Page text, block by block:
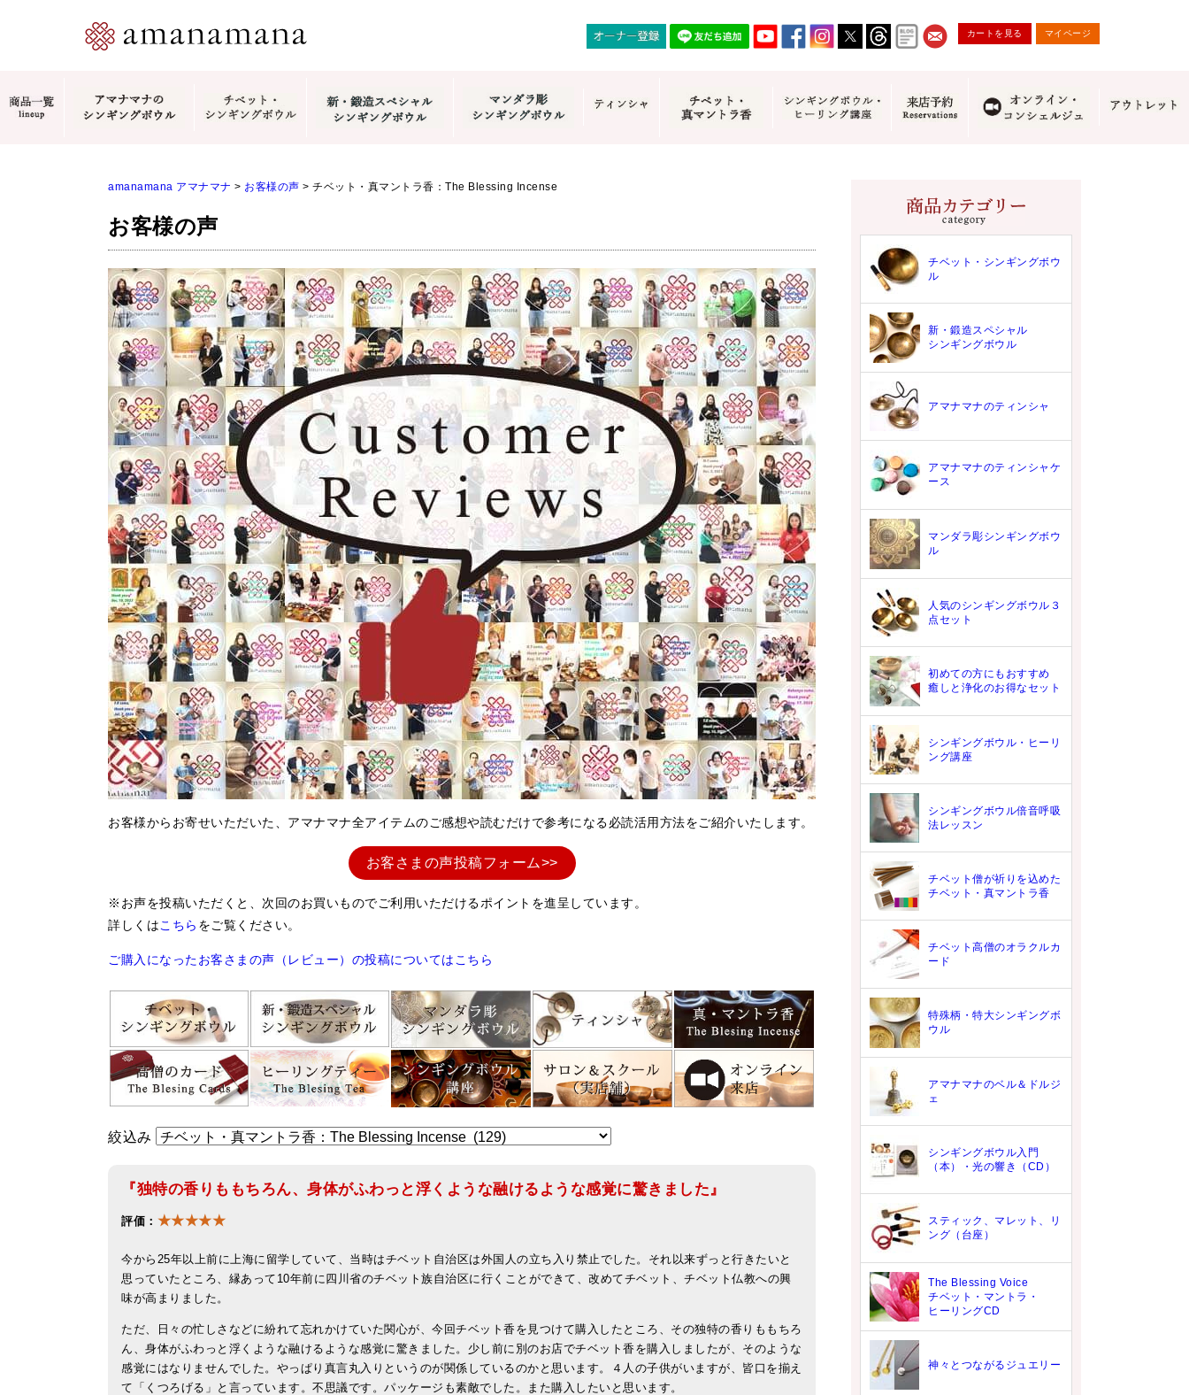
カートを見る マイページ
amanamana アマナマナ > お客様の声 > チベット・真マントラ香：The Blessing Incense
お客様の声
お客様からお寄せいただいた、アマナマナ全アイテムのご感想や読むだけで参考になる必読活用方法をご紹介いたします。
お客さまの声投稿フォーム>>
※お声を投稿いただくと、次回のお買いものでご利用いただけるポイントを進呈しています。
詳しくはこちら をご覧ください。
ご購入になったお客さまの声（レビュー）の投稿についてはこちら
絞込み
『独特の香りももちろん、身体がふわっと浮くような融けるような感覚に驚きました』
評価： ★★★★★
今から25年以上前に上海に留学していて、当時はチベット自治区は外国人の立ち入り禁止でした。それ以来ずっと行きたいと
思っていたところ、縁あって10年前に四川省のチベット族自治区に行くことができて、改めてチベット、チベット仏教への興
味が高まりました。
ただ、日々の忙しさなどに紛れて忘れかけていた関心が、今回チベット香を見つけて購入したところ、その独特の香りももちろ
ん、身体がふわっと浮くような融けるような感覚に驚きました。少し前に別のお店でチベット香を購入しましたが、そのような
感覚にはなりませんでした。やっぱり真言丸入りというのが関係しているのかと思います。４人の子供がいますが、皆口を揃え
て「くつろげる」と言っています。不思議です。パッケージも素敵でした。また購入したいと思います。
チベット・シンギングボウ
ル
新・鍛造スペシャル
シンギングボウル
アマナマナのティンシャ
アマナマナのティンシャケ
ース
マンダラ彫シンギングボウ
ル
人気のシンギングボウル３
点セット
初めての方にもおすすめ
癒しと浄化のお得なセット
シンギングボウル・ヒーリ
ング講座
シンギングボウル倍音呼吸
法レッスン
チベット僧が祈りを込めた
チベット・真マントラ香
チベット高僧のオラクルカ
ード
特殊柄・特大シンギングボ
ウル
アマナマナのベル＆ドルジ
ェ
シンギングボウル入門
（本）・光の響き（CD）
スティック、マレット、リ
ング（台座）
The Blessing Voice
チベット・マントラ・
ヒーリングCD
神々とつながるジュエリー